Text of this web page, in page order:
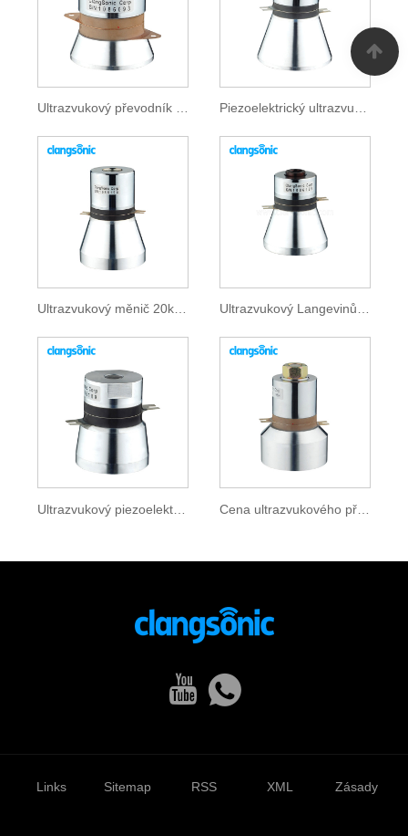
Ultrazvukový měnič 20kHz
Ultrazvukový piezoelektrický měnič
Links Sitemap RSS XML Zásady